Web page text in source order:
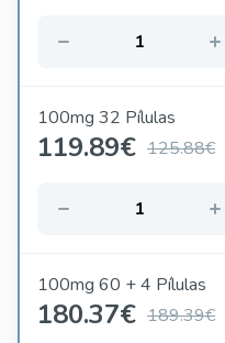
100mg 32 Pílulas
119.89€ 125.88€
100mg 60 + 4 Pílulas
180.37€ 189.39€